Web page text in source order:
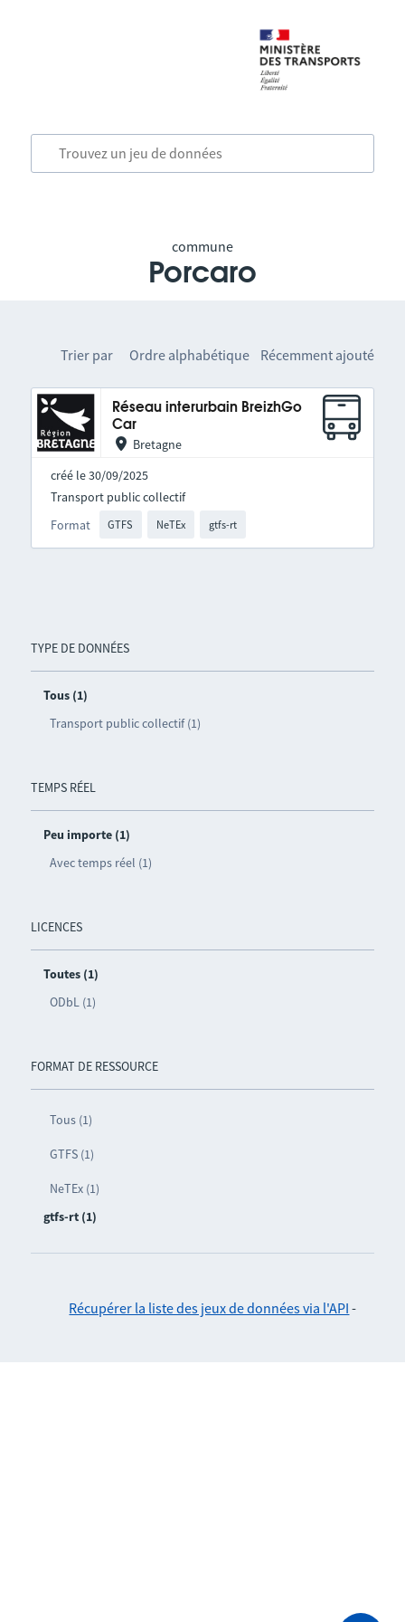
commune
Porcaro
TYPE DE DONNÉES
Tous (1)
Transport public collectif (1)
TEMPS RÉEL
Peu importe (1)
Avec temps réel (1)
LICENCES
Toutes (1)
ODbL (1)
FORMAT DE RESSOURCE
Tous (1)
GTFS (1)
NeTEx (1)
gtfs-rt (1)
Trier par Ordre alphabétique Récemment ajouté
Réseau interurbain BreizhGo
Car
Bretagne
créé le 30/09/2025
Format GTFS NeTEx gtfs-rt
Transport public collectif
Récupérer la liste des jeux de données via l'API -